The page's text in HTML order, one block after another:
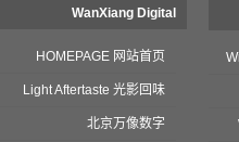
WanXiang Digital
HOMEPAGE 网站首页
Light Aftertaste 光影回味
北京万像数字